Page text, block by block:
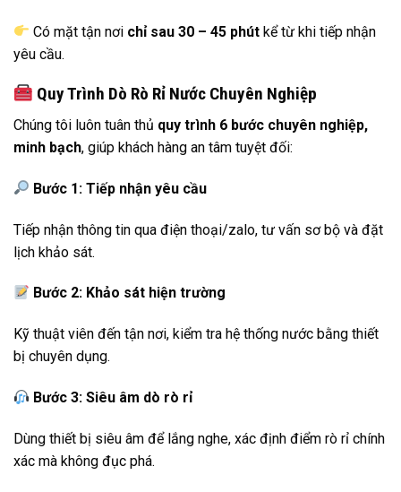
Có mặt tận nơi chỉ sau 30 – 45 phút kể từ khi tiếp nhận
yêu cầu.
Quy Trình Dò Rò Rỉ Nước Chuyên Nghiệp
Chúng tôi luôn tuân thủ quy trình 6 bước chuyên nghiệp,
minh bạch, giúp khách hàng an tâm tuyệt đối:
Bước 1: Tiếp nhận yêu cầu
Tiếp nhận thông tin qua điện thoại/zalo, tư vấn sơ bộ và đặt
lịch khảo sát.
Bước 2: Khảo sát hiện trường
Kỹ thuật viên đến tận nơi, kiểm tra hệ thống nước bằng thiết
bị chuyên dụng.
Bước 3: Siêu âm dò rò rỉ
Dùng thiết bị siêu âm để lắng nghe, xác định điểm rò rỉ chính
xác mà không đục phá.